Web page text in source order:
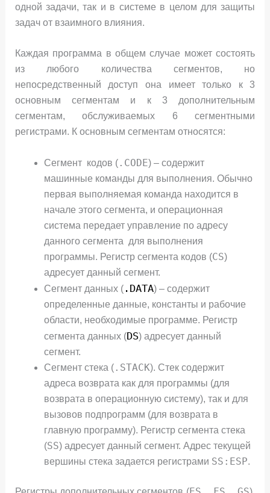
одной задачи, так и в системе в целом для защиты
задач от взаимного влияния.
Каждая программа в общем случае может состоять
из любого количества сегментов, но
непосредственный доступ она имеет только к 3
основным сегментам и к 3 дополнительным
сегментам, обслуживаемых 6 сегментными
регистрами. К основным сегментам относятся:
Сегмент кодов (.CODE) – содержит
машинные команды для выполнения. Обычно
первая выполняемая команда находится в
начале этого сегмента, и операционная
система передает управление по адресу
данного сегмента для выполнения
программы. Регистр сегмента кодов (CS)
адресует данный сегмент.
Сегмент данных (.DATA) – содержит
определенные данные, константы и рабочие
области, необходимые программе. Регистр
сегмента данных (DS) адресует данный
сегмент.
Сегмент стека (.STACK). Стек содержит
адреса возврата как для программы (для
возврата в операционную систему), так и для
вызовов подпрограмм (для возврата в
главную программу). Регистр сегмента стека
(SS) адресует данный сегмент. Адрес текущей
вершины стека задается регистрами SS:ESP.